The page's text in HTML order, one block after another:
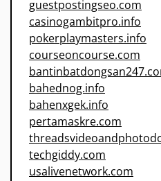
guestpostingseo.com
casinogambitpro.info
pokerplaymasters.info
courseoncourse.com
bahednog.info
bahenxgek.info
pertamaskre.com
techgiddy.com
usalivenetwork.com